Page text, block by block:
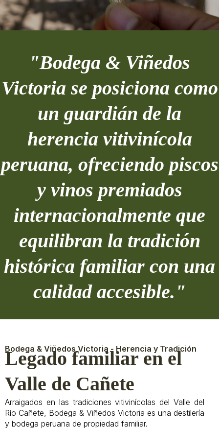
"Bodega & Viñedos
Victoria se posiciona como
un guardián de la
herencia vitivinícola
peruana, ofreciendo piscos
y vinos premiados
internacionalmente que
equilibran la tradición
histórica familiar con una
calidad accesible."
Bodega & Viñedos Victoria - Herencia y Tradición
Legado familiar en el
Valle de Cañete
Arraigados en las tradiciones vitivinícolas del Valle del
Río Cañete, Bodega & Viñedos Victoria es una destilería
y bodega peruana de propiedad familiar.